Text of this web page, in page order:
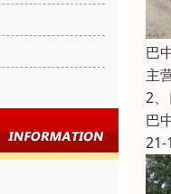
巴
主
2
巴
21-